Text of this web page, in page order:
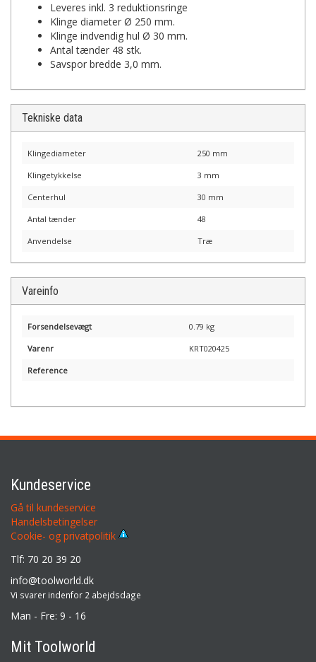
Leveres inkl. 3 reduktionsringe
Klinge diameter Ø 250 mm.
Klinge indvendig hul Ø 30 mm.
Antal tænder 48 stk.
Savspor bredde 3,0 mm.
Tekniske data
Klingediameter 250 mm
Klingetykkelse 3 mm
Centerhul 30 mm
Antal tænder 48
Anvendelse Træ
Vareinfo
Forsendelsevægt 0.79 kg
Varenr KRT020425
Reference
Kundeservice
Gå til kundeservice
Handelsbetingelser
Cookie- og privatpolitik
Tlf: 70 20 39 20
info@toolworld.dk
Vi svarer indenfor 2 abejdsdage
Man - Fre: 9 - 16
Mit Toolworld